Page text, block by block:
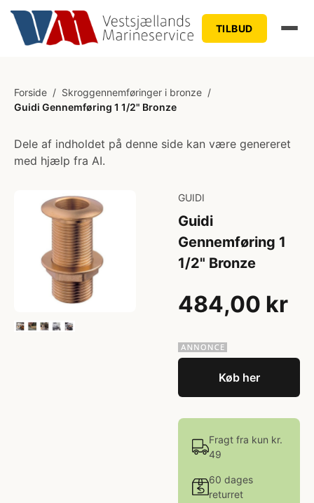
TILBUD
Forside / Skroggennemføringer i bronze /
Guidi Gennemføring 1 1/2" Bronze
Dele af indholdet på denne side kan være genereret
med hjælp fra AI.
GUIDI
Guidi
Gennemføring 1
1/2" Bronze
484,00 kr
Køb her
Fragt fra kun kr.
49
60 dages
returret